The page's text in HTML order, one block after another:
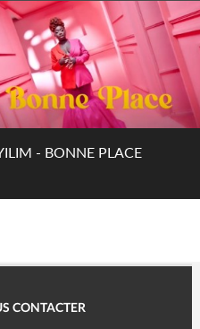
- BONNE PLACE
CONTACTER